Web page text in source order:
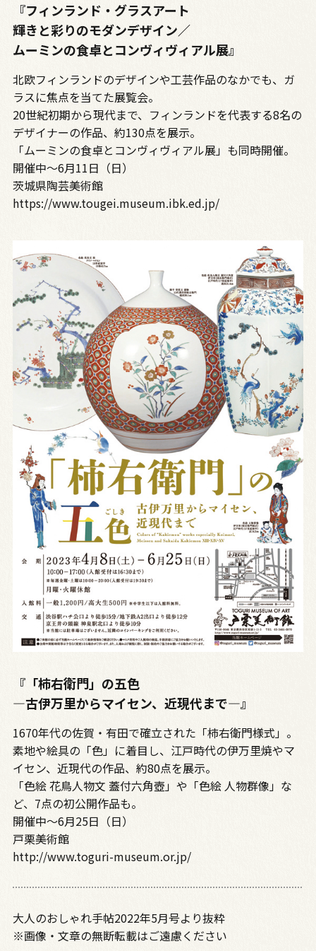
『フィンランド・グラスアート
輝きと彩りのモダンデザイン／
ムーミンの食卓とコンヴィヴィアル展』
北欧フィンランドのデザインや工芸作品のなかでも、ガ
ラスに焦点を当てた展覧会。
20世紀初期から現代まで、フィンランドを代表する8名の
デザイナーの作品、約130点を展示。
「ムーミンの食卓とコンヴィヴィアル展」も同時開催。
開催中～6月11日（日）
茨城県陶芸美術館
https://www.tougei.museum.ibk.ed.jp/
『「柿右衛門」の五色
—古伊万里からマイセン、近現代まで—』
1670年代の佐賀・有田で確立された「柿右衛門様式」。
素地や絵具の「色」に着目し、江戸時代の伊万里焼やマ
イセン、近現代の作品、約80点を展示。
「色絵 花鳥人物文 蓋付六角壺」や「色絵 人物群像」な
ど、7点の初公開作品も。
開催中～6月25日（日）
戸栗美術館
http://www.toguri-museum.or.jp/
大人のおしゃれ手帖2022年5月号より抜粋
※画像・文章の無断転載はご遠慮ください